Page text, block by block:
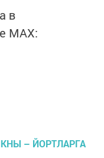
в
MАХ:
– ЙОРТЛАРГА